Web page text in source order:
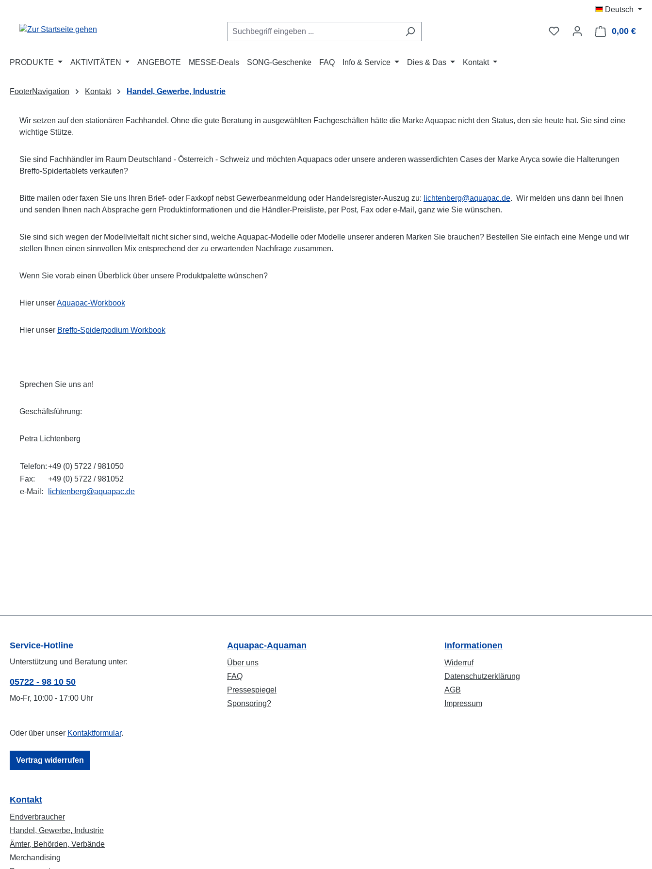
Deutsch
0,00 €
PRODUKTE AKTIVITÄTEN ANGEBOTE MESSE-Deals SONG-Geschenke FAQ Info & Service Dies & Das Kontakt
FooterNavigation Kontakt Handel, Gewerbe, Industrie
Wir setzen auf den stationären Fachhandel. Ohne die gute Beratung in ausgewählten Fachgeschäften hätte die Marke Aquapac nicht den Status, den sie heute hat. Sie sind eine
wichtige Stütze.
Sie sind Fachhändler im Raum Deutschland - Österreich - Schweiz und möchten Aquapacs oder unsere anderen wasserdichten Cases der Marke Aryca sowie die Halterungen
Breffo-Spidertablets verkaufen?
Bitte mailen oder faxen Sie uns Ihren Brief- oder Faxkopf nebst Gewerbeanmeldung oder Handelsregister-Auszug zu: lichtenberg@aquapac.de. Wir melden uns dann bei Ihnen
und senden Ihnen nach Absprache gern Produktinformationen und die Händler-Preisliste, per Post, Fax oder e-Mail, ganz wie Sie wünschen.
Sie sind sich wegen der Modellvielfalt nicht sicher sind, welche Aquapac-Modelle oder Modelle unserer anderen Marken Sie brauchen? Bestellen Sie einfach eine Menge und wir
stellen Ihnen einen sinnvollen Mix entsprechend der zu erwartenden Nachfrage zusammen.
Wenn Sie vorab einen Überblick über unsere Produktpalette wünschen?
Hier unserAquapac-Workbook
Hier unser Breffo-Spiderpodium Workbook
Sprechen Sie uns an!
Geschäftsführung:
Petra Lichtenberg
Telefon:+49 (0) 5722 / 981050
Fax:
+49 (0) 5722 / 981052
e-Mail:
lichtenberg@aquapac.de
Service-Hotline
Unterstützung und Beratung unter:
05722 - 98 10 50
Mo-Fr, 10:00 - 17:00 Uhr
Oder über unser Kontaktformular.
Vertrag widerrufen
Aquapac-Aquaman
Über uns
FAQ
Pressespiegel
Sponsoring?
Informationen
Widerruf
Datenschutzerklärung
AGB
Impressum
Kontakt
Endverbraucher
Handel, Gewerbe, Industrie
Ämter, Behörden, Verbände
Merchandising